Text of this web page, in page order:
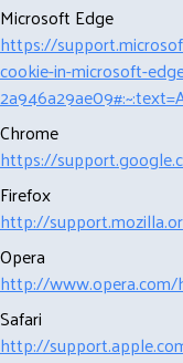
Microsoft Edge
https://
cookie-in-microsoft-
Chrome
https://
Firefox
http://
Opera
http://
Safari
http://